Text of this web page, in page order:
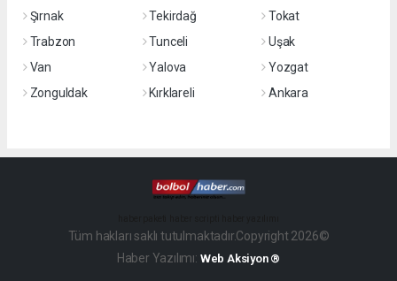
Şırnak
Tekirdağ
Tokat
Trabzon
Tunceli
Uşak
Van
Yalova
Yozgat
Zonguldak
Kırklareli Ankara
Tüm hakları saklı tutulmaktadır.Copyright 2026©
Haber Yazılımı: Web Aksiyon ®